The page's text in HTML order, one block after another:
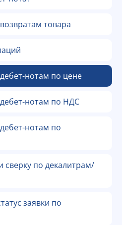
товара
нотам по цене
нотам по НДС
нотам по
сверку по декалитрам/
заявки по